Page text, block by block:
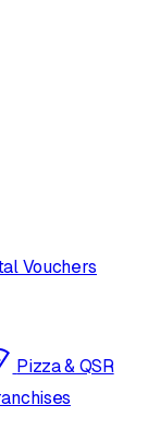
Vouchers
Pizza & QSR